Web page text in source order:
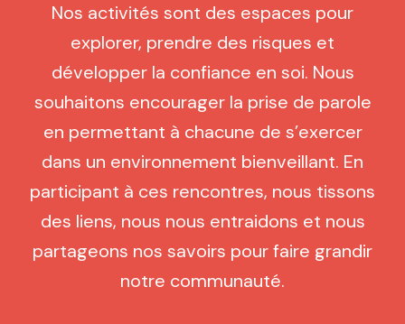
Nos activités sont des espaces pour
explorer, prendre des risques et
développer la confiance en soi. Nous
souhaitons encourager la prise de parole
en permettant à chacune de s’exercer
dans un environnement bienveillant. En
participant à ces rencontres, nous tissons
des liens, nous nous entraidons et nous
partageons nos savoirs pour faire grandir
notre communauté.